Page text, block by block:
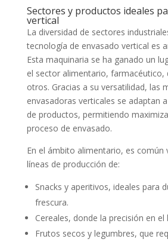
Sectores y productos ideales
vertical
La diversidad de sectores
tecnología de envasado vertical es
Esta maquinaria se ha ganado un
el sector alimentario, farmacéutico,
otros. Gracias a su versatilidad, las
envasadoras verticales se adaptan
de productos, permitiendo
proceso de envasado.
En el ámbito alimentario, es común
líneas de producción de:
Snacks y aperitivos, ideales para
frescura.
Cereales, donde la precisión en el
Frutos secos y legumbres, que